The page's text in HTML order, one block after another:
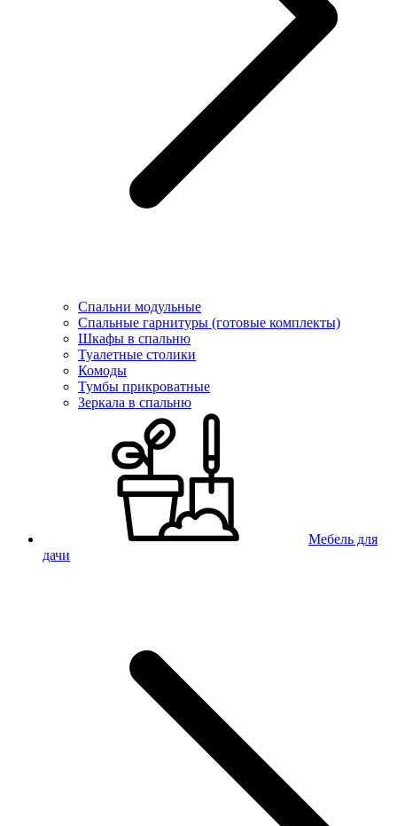
Спальни модульные
Спальные гарнитуры (готовые комплекты)
Шкафы в спальню
Туалетные столики
Комоды
Тумбы прикроватные
Зеркала в спальню
Мебель для
дачи